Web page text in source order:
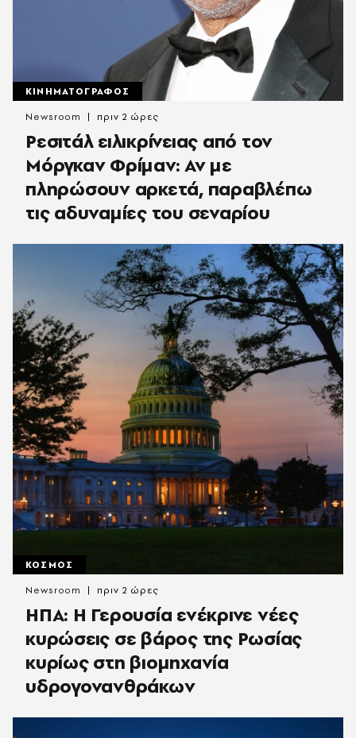
ΚΙΝΗΜΑΤΟΓΡΑΦΟΣ
Ρεσιτάλ ειλικρίνειας από τον
Μόργκαν Φρίμαν: Αν με
πληρώσουν αρκετά, παραβλέπω
τις αδυναμίες του σεναρίου
Newsroom πριν 2 ώρες
ΚΟΣΜΟΣ
ΗΠΑ: Η Γερουσία ενέκρινε νέες
κυρώσεις σε βάρος της Ρωσίας
κυρίως στη βιομηχανία
υδρογονανθράκων
Newsroom πριν 2 ώρες